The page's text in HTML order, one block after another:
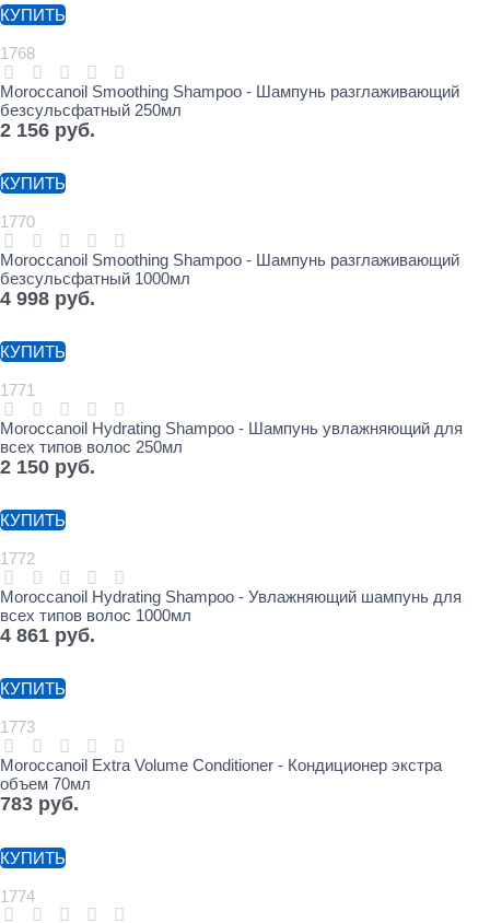
КУПИТЬ
1768
Moroccanoil Smoothing Shampoo - Шампунь разглаживающий
безсульсфатный 250мл
2 156 руб.
КУПИТЬ
1770
Moroccanoil Smoothing Shampoo - Шампунь разглаживающий
безсульсфатный 1000мл
4 998 руб.
КУПИТЬ
1771
Moroccanoil Hydrating Shampoo - Шампунь увлажняющий для
всех типов волос 250мл
2 150 руб.
КУПИТЬ
1772
Moroccanoil Hydrating Shampoo - Увлажняющий шампунь для
всех типов волос 1000мл
4 861 руб.
КУПИТЬ
1773
Moroccanoil Extra Volume Conditioner - Кондиционер экстра
объем 70мл
783 руб.
КУПИТЬ
1774